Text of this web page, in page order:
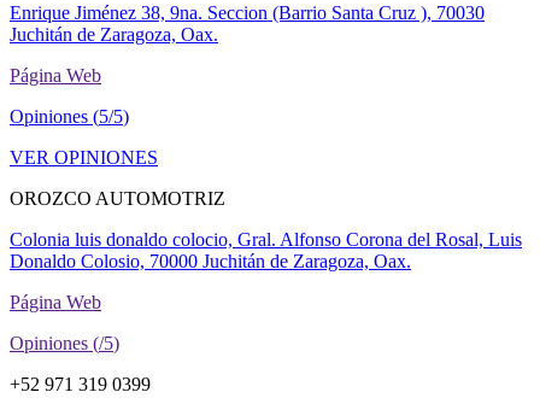
Enrique Jiménez 38, 9na. Seccion (Barrio Santa Cruz ), 70030
Juchitán de Zaragoza, Oax.
Página Web
Opiniones (5/5)
VER OPINIONES
OROZCO AUTOMOTRIZ
Colonia luis donaldo colocio, Gral. Alfonso Corona del Rosal, Luis
Donaldo Colosio, 70000 Juchitán de Zaragoza, Oax.
Página Web
Opiniones (/5)
+52 971 319 0399